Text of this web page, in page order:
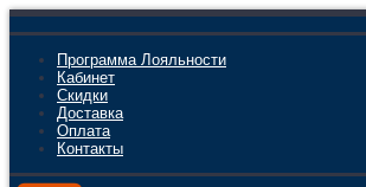
Программа Лояльности
Кабинет
Скидки
Доставка
Оплата
Контакты